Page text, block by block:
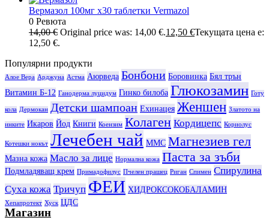
Вермазол 100мг х30 таблетки Vermazol
0 Ревюта
14,00€ Original price was: 14,00 €.12,50 €Текущата цена е:
12,50 €.
Популярни продукти
Алое Вера Арджуна Астма Аюрведа Бонбони Боровинка Бял трън
Витамин Б-12 Ганодерма луцидум Гинко билоба Глюкозамин Готу
кола Дермокан Детски шампоан Ехинацея Женшен Златото на
инките Икаров Йод Книги Коензим Колаген Кордицепс Кориолус
Котешки нокът Лечебен чай ММС Магнезиев гел
Мазна кожа Масло за лице Нормална кожа Паста за зъби
Подмладяващ крем Примадофилус Пчелен прашец Риган Спимен Спирулина
Суха кожа Тричуп ФЕИ ХИДРОКСОКОБАЛАМИН
Хепапротект Хуск ЦДС
Магазин